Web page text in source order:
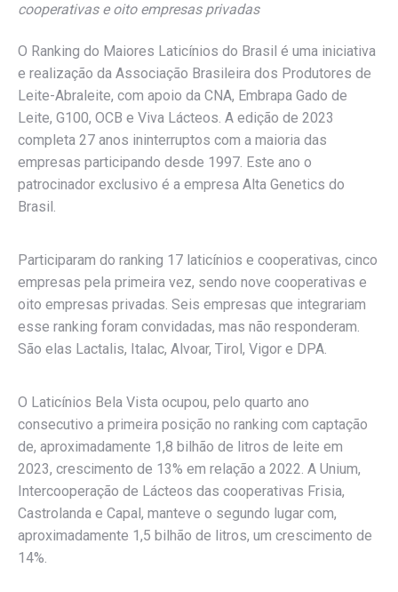
cooperativas e oito empresas privadas
O Ranking do Maiores Laticínios do Brasil é uma iniciativa
e realização da Associação Brasileira dos Produtores de
Leite-Abraleite, com apoio da CNA, Embrapa Gado de
Leite, G100, OCB e Viva Lácteos. A edição de 2023
completa 27 anos ininterruptos com a maioria das
empresas participando desde 1997. Este ano o
patrocinador exclusivo é a empresa Alta Genetics do
Brasil.
Participaram do ranking 17 laticínios e cooperativas, cinco
empresas pela primeira vez, sendo nove cooperativas e
oito empresas privadas. Seis empresas que integrariam
esse ranking foram convidadas, mas não responderam.
São elas Lactalis, Italac, Alvoar, Tirol, Vigor e DPA.
O Laticínios Bela Vista ocupou, pelo quarto ano
consecutivo a primeira posição no ranking com captação
de, aproximadamente 1,8 bilhão de litros de leite em
2023, crescimento de 13% em relação a 2022. A Unium,
Intercooperação de Lácteos das cooperativas Frisia,
Castrolanda e Capal, manteve o segundo lugar com,
aproximadamente 1,5 bilhão de litros, um crescimento de
14%.